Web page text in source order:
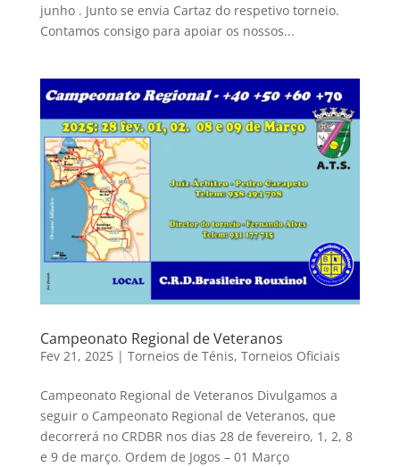
junho . Junto se envia Cartaz do respetivo torneio.
Contamos consigo para apoiar os nossos...
Campeonato Regional de Veteranos
Fev 21, 2025| Torneios de Ténis, Torneios Oficiais
Campeonato Regional de Veteranos Divulgamos a
seguir o Campeonato Regional de Veteranos, que
decorrerá no CRDBR nos dias 28 de fevereiro, 1, 2, 8
e 9 de março. Ordem de Jogos – 01 Março